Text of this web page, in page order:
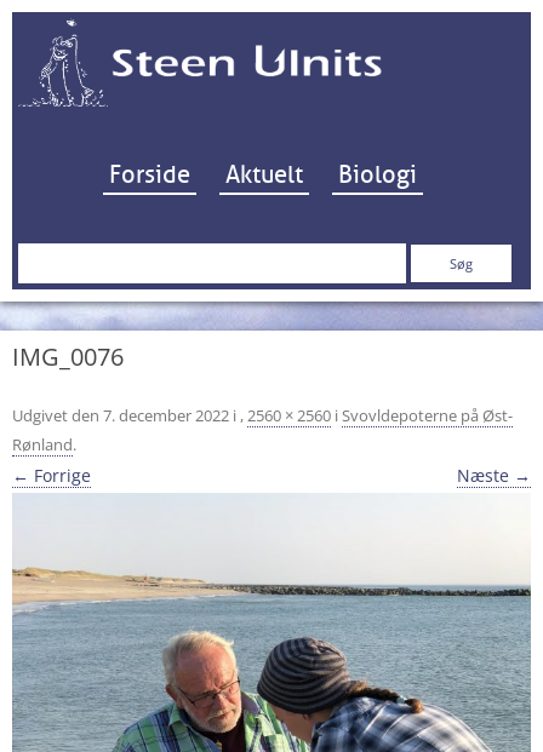
Hop til indhold
Forside Aktuelt Biologi
Søg
IMG_0076
Udgivet den 7. december 2022 i ,2560 × 2560 iSvovldepoterne på Øst-
Rønland.
← Forrige Næste →